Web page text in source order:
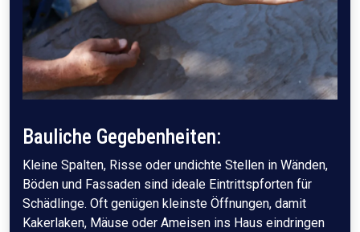
Bauliche Gegebenheiten:
Kleine Spalten, Risse oder undichte Stellen in Wänden,
Böden und Fassaden sind ideale Eintrittspforten für
Schädlinge. Oft genügen kleinste Öffnungen, damit
Kakerlaken, Mäuse oder Ameisen ins Haus eindringen